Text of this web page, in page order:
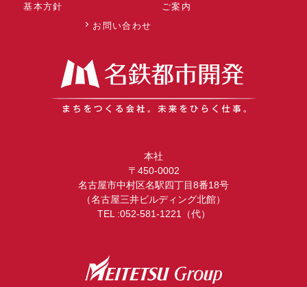
本社
〒450-0002
名古屋市中村区名駅四丁目8番18号
（名古屋三井ビルディング北館）
TEL :052-581-1221（代）
基本方針
ご案内
お問い合わせ